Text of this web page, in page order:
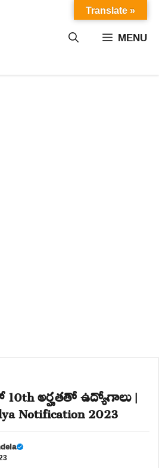
MENU
అర్హతతో ఉద్యోగాలు |
Notification 2023
Translate »